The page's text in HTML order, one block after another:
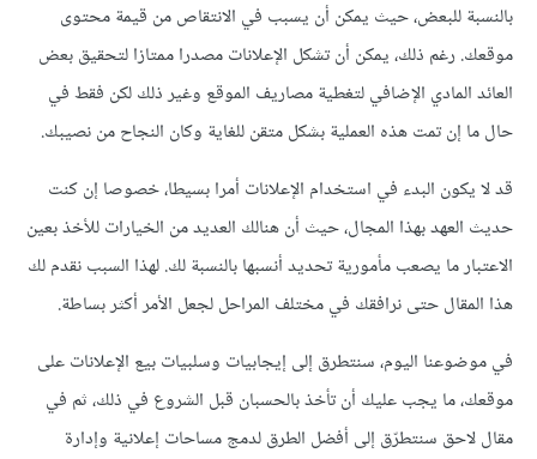
بالنسبة للبعض، حيث يمكن أن يسبب في الانتقاص من قيمة محتوى
موقعك. رغم ذلك، يمكن أن تشكل الإعلانات مصدرا ممتازا لتحقيق بعض
العائد المادي الإضافي لتغطية مصاريف الموقع وغير ذلك لكن فقط في
حال ما إن تمت هذه العملية بشكل متقن للغاية وكان النجاح من نصيبك.
قد لا يكون البدء في استخدام الإعلانات أمرا بسيطا، خصوصا إن كنت
حديث العهد بهذا المجال، حيث أن هنالك العديد من الخيارات للأخذ بعين
الاعتبار ما يصعب مأمورية تحديد أنسبها بالنسبة لك. لهذا السبب نقدم لك
هذا المقال حتى نرافقك في مختلف المراحل لجعل الأمر أكثر بساطة.
في موضوعنا اليوم، سنتطرق إلى إيجابيات وسلبيات بيع الإعلانات على
موقعك، ما يجب عليك أن تأخذ بالحسبان قبل الشروع في ذلك، ثم في
مقال لاحق سنتطرّق إلى أفضل الطرق لدمج مساحات إعلانية وإدارة